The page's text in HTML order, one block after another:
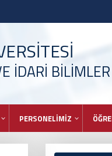
İDARİ
PERSONELİMİZ